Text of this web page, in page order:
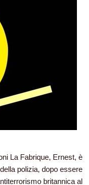
La Fabrique, Ernest, è
polizia, dopo essere
britannica al